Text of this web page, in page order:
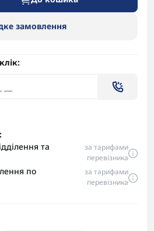
замовлення
та
за тарифами
перевізника
по
за тарифами
перевізника